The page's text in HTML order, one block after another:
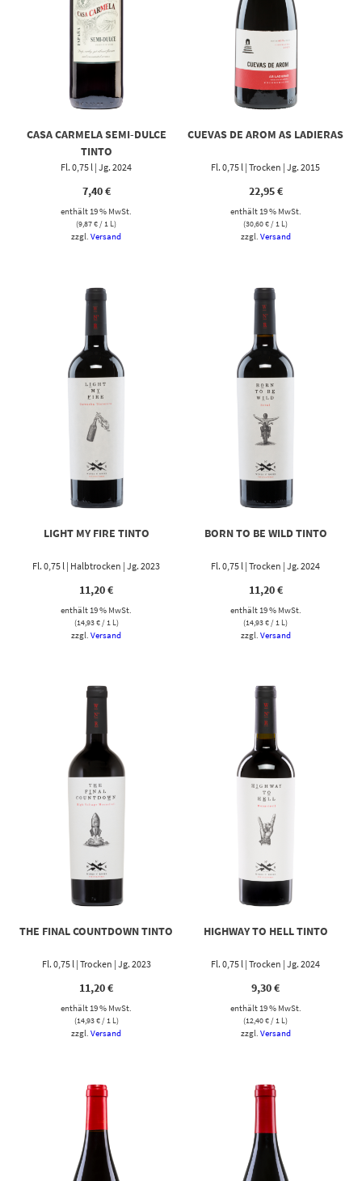
CASA CARMELA SEMI-DULCE
TINTO
Fl. 0,75 l | Jg. 2024
7,40€
enthält 19 % MwSt.
(9,87€/ 1 L)
zzgl.Versand
CUEVAS DE AROM AS LADIERAS
Fl. 0,75 l | Trocken | Jg. 2015
22,95€
enthält 19 % MwSt.
(30,60€/ 1 L)
zzgl. Versand
LIGHT MY FIRE TINTO
Fl. 0,75 l | Halbtrocken | Jg. 2023
11,20€
enthält 19 % MwSt.
(14,93€/ 1 L)
zzgl.Versand
BORN TO BE WILD TINTO
Fl. 0,75 l | Trocken | Jg. 2024
11,20€
enthält 19 % MwSt.
(14,93€ / 1 L)
zzgl. Versand
THE FINAL COUNTDOWN TINTO
Fl. 0,75 l | Trocken | Jg. 2023
11,20€
enthält 19 % MwSt.
(14,93€/ 1 L)
zzgl.Versand
HIGHWAY TO HELL TINTO
Fl. 0,75 l | Trocken | Jg. 2024
9,30€
enthält 19 % MwSt.
(12,40€/ 1 L)
zzgl. Versand